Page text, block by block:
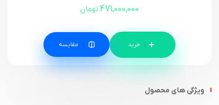
471,000,000 تومان
مقایسه
ویژگی های محصول